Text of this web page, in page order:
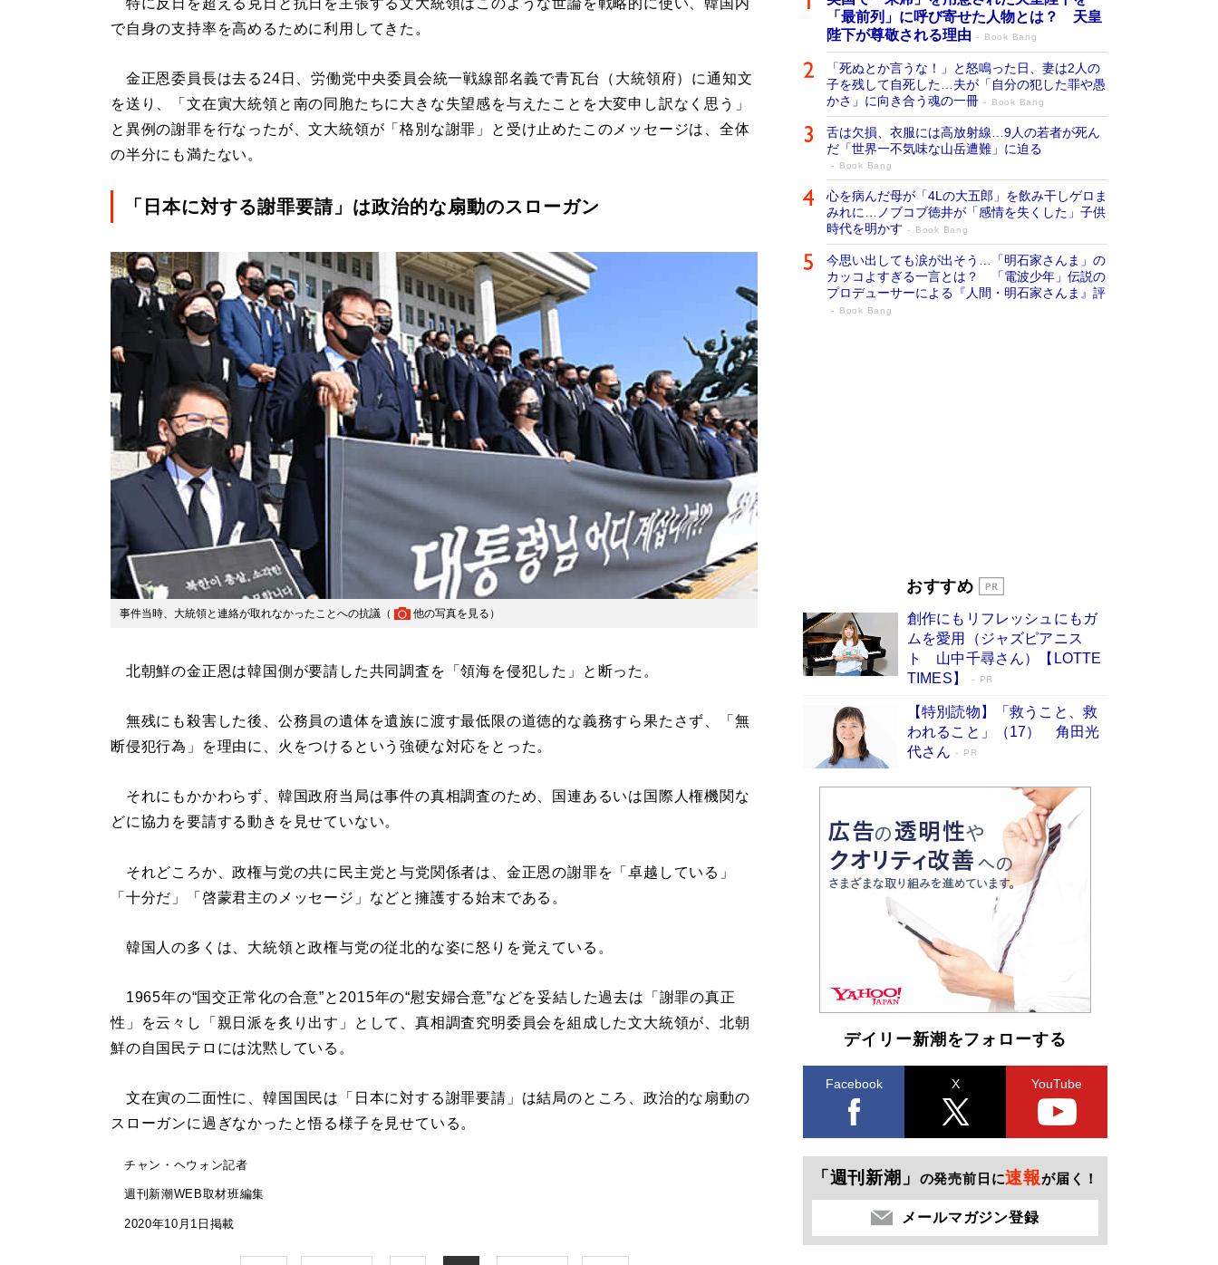
で自身の支持率を高めるために利用してきた。
金正恩委員長は去る24日、労働党中央委員会統一戦線部名義で青瓦台（大統領府）に通知文
を送り、「文在寅大統領と南の同胞たちに大きな失望感を与えたことを大変申し訳なく思う」
と異例の謝罪を行なったが、文大統領が「格別な謝罪」と受け止めたこのメッセージは、全体
の半分にも満たない。
「日本に対する謝罪要請」は政治的な扇動のスローガン
事件当時、大統領と連絡が取れなかったことへの抗議（ 他の写真を見る ）
北朝鮮の金正恩は韓国側が要請した共同調査を「領海を侵犯した」と断った。
無残にも殺害した後、公務員の遺体を遺族に渡す最低限の道徳的な義務すら果たさず、「無
断侵犯行為」を理由に、火をつけるという強硬な対応をとった。
それにもかかわらず、韓国政府当局は事件の真相調査のため、国連あるいは国際人権機関な
どに協力を要請する動きを見せていない。
それどころか、政権与党の共に民主党と与党関係者は、金正恩の謝罪を「卓越している」
「十分だ」「啓蒙君主のメッセージ」などと擁護する始末である。
韓国人の多くは、大統領と政権与党の従北的な姿に怒りを覚えている。
1965年の“国交正常化の合意”と2015年の“慰安婦合意”などを妥結した過去は「謝罪の真正
性」を云々し「親日派を炙り出す」として、真相調査究明委員会を組成した文大統領が、北朝
鮮の自国民テロには沈黙している。
文在寅の二面性に、韓国国民は「日本に対する謝罪要請」は結局のところ、政治的な扇動の
スローガンに過ぎなかったと悟る様子を見せている。
チャン・ヘウォン記者
週刊新潮WEB取材班編集
2020年10月1日掲載
「最前列」に呼び寄せた人物とは？ 天皇
陛下が尊敬される理由
Book Bang
「死ぬとか言うな！」と怒鳴った日、妻は2人の
子を残して自死した…夫が「自分の犯した罪や愚
かさ」に向き合う魂の一冊
Book Bang
舌は欠損、衣服には高放射線…9人の若者が死ん
だ「世界一不気味な山岳遭難」に迫る
Book Bang
心を病んだ母が「4Lの大五郎」を飲み干しゲロま
みれに…ノブコブ徳井が「感情を失くした」子供
時代を明かす
Book Bang
今思い出しても涙が出そう…「明石家さんま」の
カッコよすぎる一言とは？ 「電波少年」伝説の
プロデューサーによる『人間・明石家さんま』評
Book Bang
開発への関心を押し上げた18年の物語に幕 特装
Book Bang
「不意に涙が出そうに…」高嶋政伸が明かし
た“13歳の娘を暴行する役”への葛藤 インティマ
シーコーディネーターに支えられたNHK『大奥』
Book Bang
おすすめ
創作にもリフレッシュにもガ
ムを愛用（ジャズピアニス
ト 山中千尋さん）【LOTTE
TIMES】
PR
【特別読物】「救うこと、救
われること」（17） 角田光
代さん
PR
デイリー新潮をフォローする
Facebook X YouTube
「週刊新潮」 の発売前日に速報が届く！
メールマガジン登録